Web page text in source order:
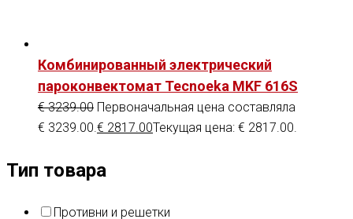
Комбинированный электрический
пароконвектомат Tecnoeka MKF 616S
€3239.00 Первоначальная цена составляла
€ 3239.00. € 2817.00Текущая цена: € 2817.00.
Тип товара
Противни и решетки